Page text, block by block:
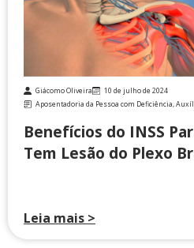
Giácomo Oliveira
10 de julho de 2024
Aposentadoria da Pessoa com Deficiência,
Benefícios do INSS
Tem Lesão do Plexo
Leia mais >